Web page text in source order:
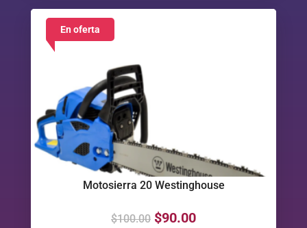
En oferta
Motosierra 20 Westinghouse
$100.00 $90.00